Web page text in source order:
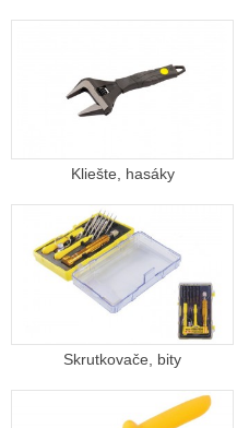
Kliešte, hasáky
Skrutkovače, bity